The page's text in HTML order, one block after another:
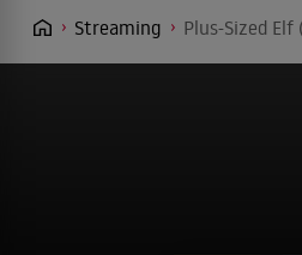
Streaming Plus-Sized